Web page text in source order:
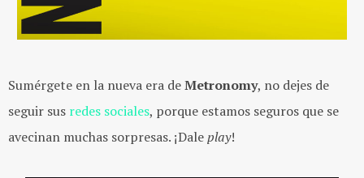
Sumérgete en la nueva era deMetronomy, no dejes de
seguir sus redes sociales, porque estamos seguros que se
avecinan muchas sorpresas. ¡Daleplay!